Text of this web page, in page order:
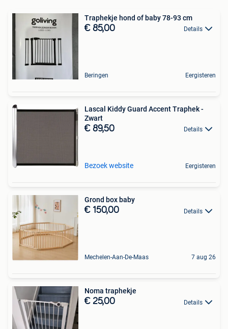
Traphekje hond of baby 78-93 cm
€ 85,00 Details
Beringen Eergisteren
Lascal Kiddy Guard Accent Traphek -
Zwart
€ 89,50 Details
Bezoek website Eergisteren
Grond box baby
€ 150,00 Details
Mechelen-Aan-De-Maas 7 aug 26
Noma traphekje
€ 25,00 Details